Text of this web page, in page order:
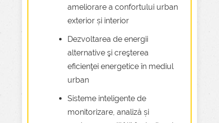
ameliorare a confortului urban
exterior și interior
Dezvoltarea de energii
alternative şi creşterea
eficienţei energetice în mediul
urban
Sisteme inteligente de
monitorizare, analiză și